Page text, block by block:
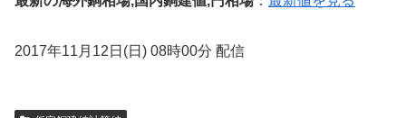
2017年11月12日(日) 08時00分 配信